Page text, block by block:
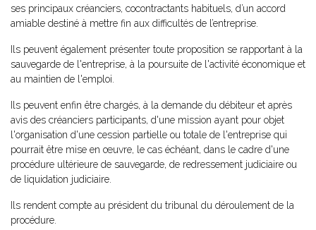
ses principaux créanciers, cocontractants habituels, d’un accord
amiable destiné à mettre fin aux difficultés de l’entreprise.
Ils peuvent également présenter toute proposition se rapportant à la
sauvegarde de l'entreprise, à la poursuite de l'activité économique et
au maintien de l'emploi.
Ils peuvent enfin être chargés, à la demande du débiteur et après
avis des créanciers participants, d'une mission ayant pour objet
l'organisation d'une cession partielle ou totale de l'entreprise qui
pourrait être mise en œuvre, le cas échéant, dans le cadre d'une
procédure ultérieure de sauvegarde, de redressement judiciaire ou
de liquidation judiciaire.
Ils rendent compte au président du tribunal du déroulement de la
procédure.